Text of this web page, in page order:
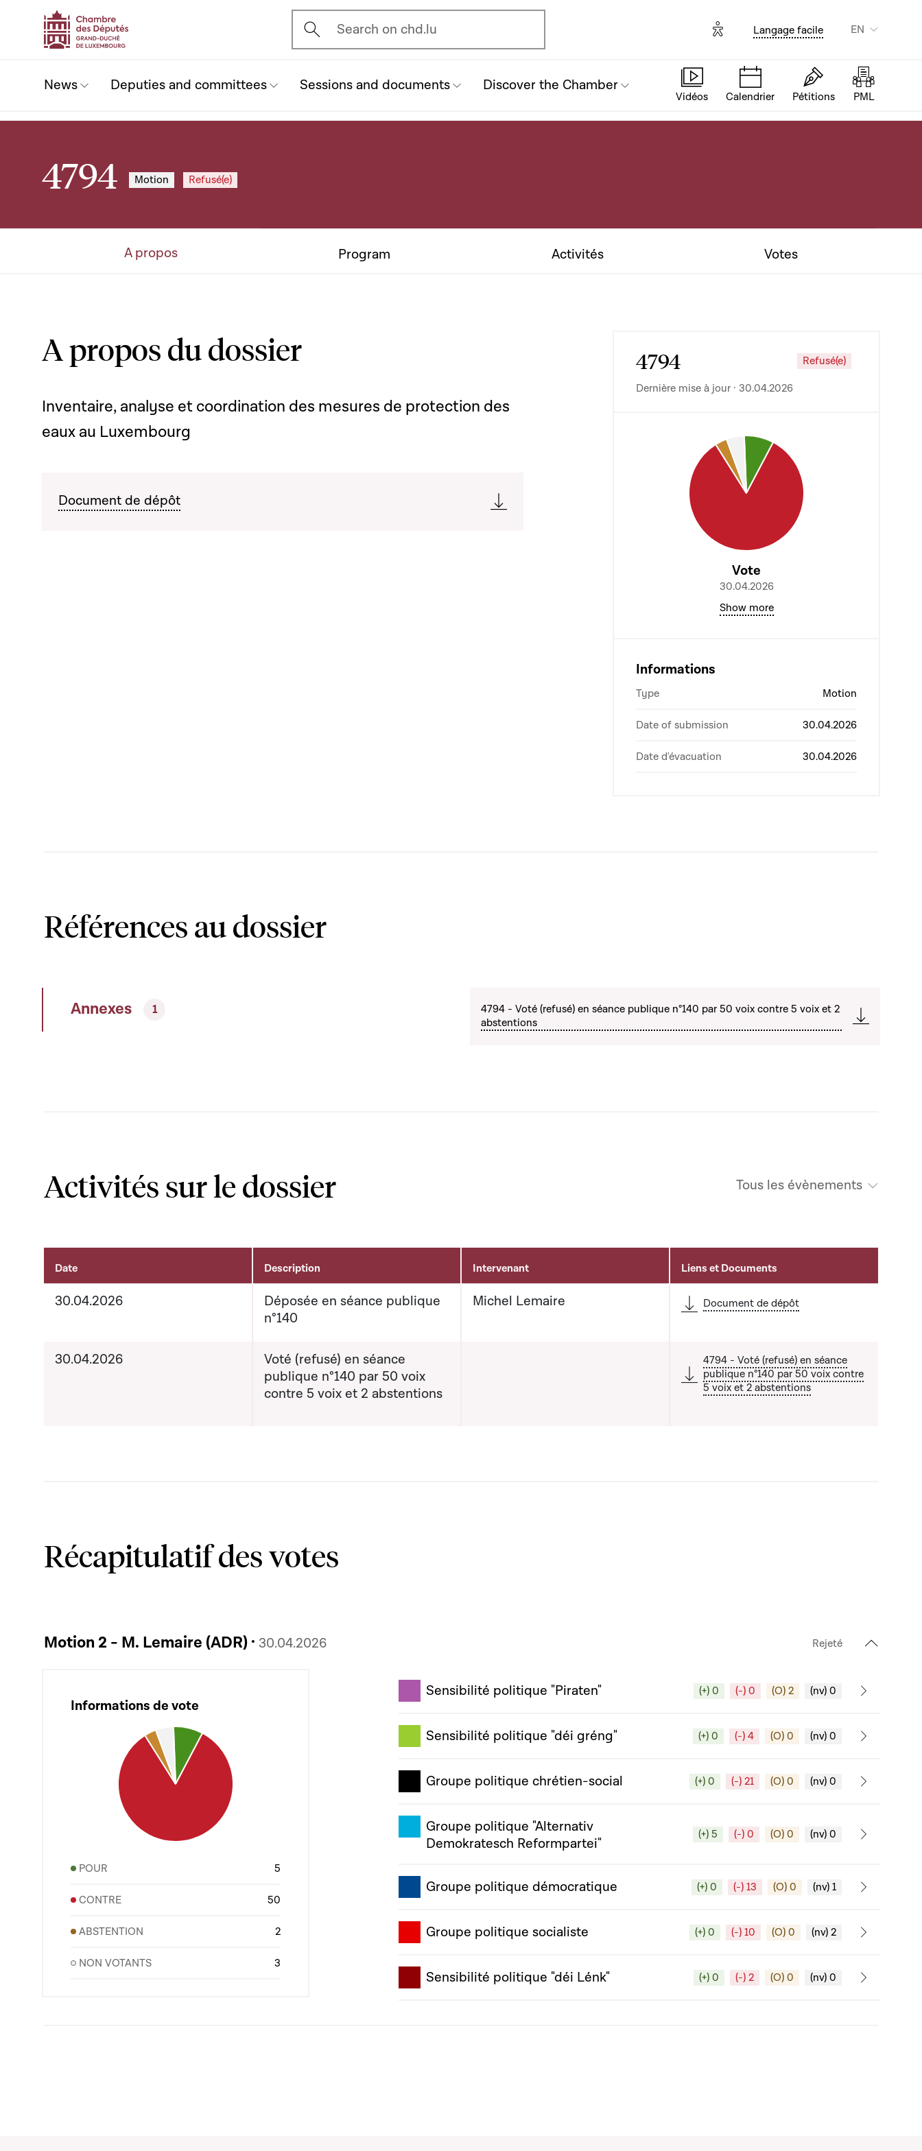
Ouvrir l'écran de recherche
Search on chd.lu Options d'accessibilité
Langage facile EN
News Deputies and committees Sessions and documents Discover the Chamber
Vidéos Calendrier Pétitions PML
4794 Motion Refusé(e)
A propos Program Activités Votes
A propos du dossier
Inventaire, analyse et coordination des mesures de protection des
eaux au Luxembourg
Document de dépôt
4794 Refusé(e)
Dernière mise à jour · 30.04.2026
Vote
30.04.2026
Show more
Informations
Type Motion
Date of submission 30.04.2026
Date d'évacuation 30.04.2026
Références au dossier
Annexes 1
4794 - Voté (refusé) en séance publique n°140 par 50 voix contre 5 voix et 2
abstentions
Activités sur le dossier Tous les évènements
Activités sur le dossier
Date Description Intervenant Liens et Documents
30.04.2026
Déposée en séance publique
n°140
Michel Lemaire Document de dépôt
30.04.2026
Voté (refusé) en séance
publique n°140 par 50 voix
contre 5 voix et 2 abstentions
4794 - Voté (refusé) en séance
publique n°140 par 50 voix contre
5 voix et 2 abstentions
Récapitulatif des votes
Motion 2 - M. Lemaire (ADR) · 30.04.2026 Rejeté
Informations de vote
POUR 5
CONTRE 50
ABSTENTION 2
NON VOTANTS 3
Sensibilité politique "Piraten" (+) 0 (-) 0 (O) 2 (nv) 0
Sensibilité politique "déi gréng" (+) 0 (-) 4 (O) 0 (nv) 0
Groupe politique chrétien-social (+) 0 (-) 21 (O) 0 (nv) 0
Groupe politique "Alternativ
Demokratesch Reformpartei"
(+) 5 (-) 0 (O) 0 (nv) 0
Groupe politique démocratique (+) 0 (-) 13 (O) 0 (nv) 1
Groupe politique socialiste (+) 0 (-) 10 (O) 0 (nv) 2
Sensibilité politique "déi Lénk" (+) 0 (-) 2 (O) 0 (nv) 0